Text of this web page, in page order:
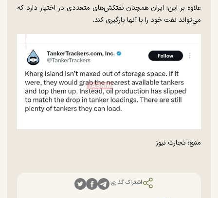
علاوه بر این؛ ایران همچنان نفتکش‌های متعددی در اختیار دارد که
می‌تواند نفت خود را با آنها بارگیری کند.
منبع: تجارت نیوز
اشتراک گذاری: